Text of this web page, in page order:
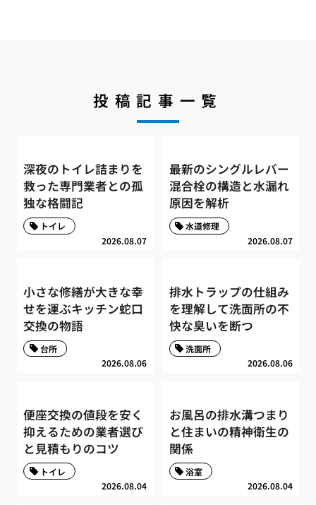
投稿記事一覧
深夜のトイレ詰まりを
救った専門業者との孤
独な格闘記
2026.08.07
トイレ
最新のシングルレバー
混合栓の構造と水漏れ
原因を解析
2026.08.07
水道修理
小さな修繕が大きな幸
せを運ぶキッチン蛇口
交換の物語
2026.08.06
台所
排水トラップの仕組み
を理解して洗面所の不
快な臭いを断つ
2026.08.06
洗面所
便座交換の値段を安く
抑えるための業者選び
と見積もりのコツ
2026.08.04
トイレ
お風呂の排水溝つまり
と住まいの精神衛生の
関係
2026.08.04
浴室